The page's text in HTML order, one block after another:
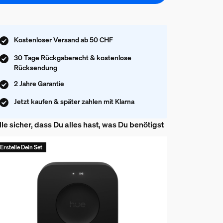
Kostenloser Versand ab 50 CHF
30 Tage Rückgaberecht & kostenlose
Rücksendung
2 Jahre Garantie
Jetzt kaufen & später zahlen mit Klarna
sicher, dass Du alles hast, was Du benötigst
Erstelle Dein Set